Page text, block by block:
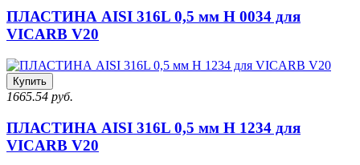
ПЛАСТИНА AISI 316L 0,5 мм H 0034 для
VICARB V20
Купить
1665.54 руб.
ПЛАСТИНА AISI 316L 0,5 мм H 1234 для
VICARB V20